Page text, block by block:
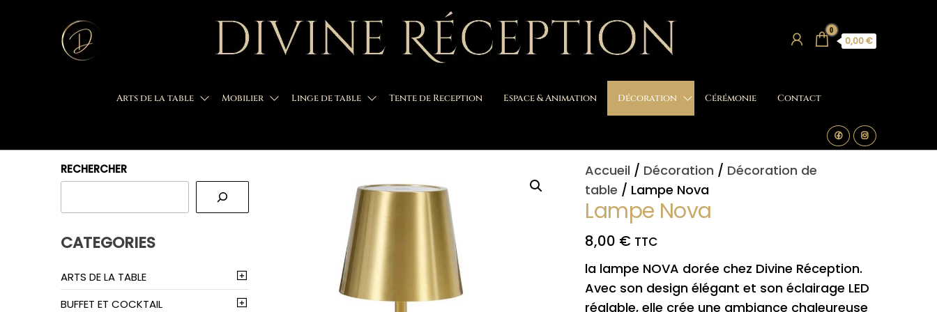
0
0,00 €
Arts de la table Mobilier Linge de table Tente de Reception Espace & Animation Décoration Cérémonie Contact
Accueil / Décoration / Décoration de
table / Lampe Nova
Lampe Nova
8,00 € TTC
la lampe NOVA dorée chez Divine Réception.
Avec son design élégant et son éclairage LED
réglable, elle crée une ambiance chaleureuse
RECHERCHER
CATEGORIES
ARTS DE LA TABLE
BUFFET ET COCKTAIL